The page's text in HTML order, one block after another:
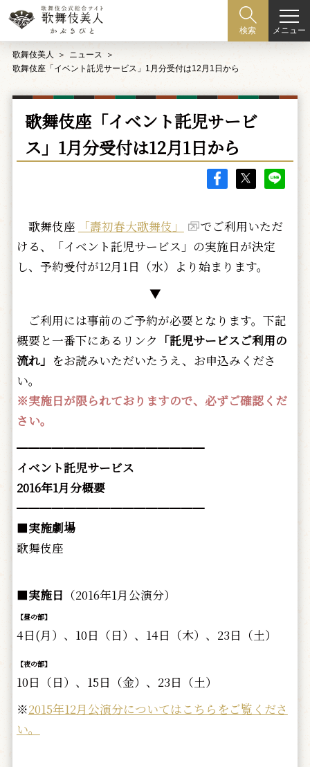
検索 メニュー
歌舞伎美人
ニュース
歌舞伎座「イベント託児サービス」1月分受付は12月1日から
歌舞伎座「イベント託児サービ
ス」1月分受付は12月1日から
歌舞伎座 「壽初春大歌舞伎」
でご利用いただ
ける、「イベント託児サービス」の実施日が決定
し、予約受付が12月1日（水）より始まります。
▼
ご利用には事前のご予約が必要となります。下記
概要と一番下にあるリンク 「託児サービスご利用の
流れ」 をお読みいただいたうえ、お申込みくださ
い。
※実施日が限られておりますので、必ずご確認くだ
さい。
━━━━━━━━━━━━━━━━
イベント託児サービス
2016年1月分概要
━━━━━━━━━━━━━━━━
■実施劇場
歌舞伎座
■実施日 （2016年1月公演分）
【昼の部】
4日(月）、10日（日）、14日（木）、23日（土）
【夜の部】
10日（日）、15日（金）、23日（土）
※2015年12月公演分についてはこちらをご覧くださ
い。